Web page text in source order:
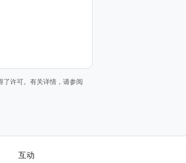
了许可。有关详情，请参阅
互动